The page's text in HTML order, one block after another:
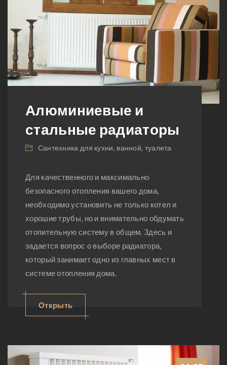
дизайн проект
детской, мебель
для детской,
детские спальни
дизайн спальни
девушки, японский
дизайн спальни,
примеры дизайна
спальни,
современный
спальни, дизайн
стен спальни
Алюминиевые и
стальные радиаторы
Сантехника для кухни, ванной, туалета
Для качественного и максимально
безопасного отопления вашего дома,
необходимо установить не только котел и
хорошие трубы, но и внимательно обдумать
отопительную систему в общем. Здесь и
задается вопрос о выборе радиатора,
который занимает одно из главных мест в
системе отопления дома.
Открыть